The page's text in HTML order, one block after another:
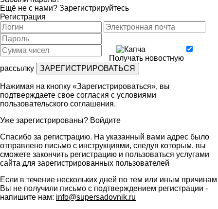
Ещё не с нами? Зарегистрируйтесь
Регистрация
Получать новостную
рассылку
Нажимая на кнопку «Зарегистрироваться», вы
подтверждаете свое согласия с условиями
пользовательского соглашения.
Уже зарегистрированы? Войдите
Спасибо за регистрацию. На указанный вами адрес было
отправлено письмо с инструкциями, следуя которым, вы
сможете закончить регистрацию и пользоваться услугами
сайта для зарегистрированных пользователей
Если в течение нескольких дней по тем или иным причинам
Вы не получили письмо с подтверждением регистрации -
напишите нам: info@supersadovnik.ru